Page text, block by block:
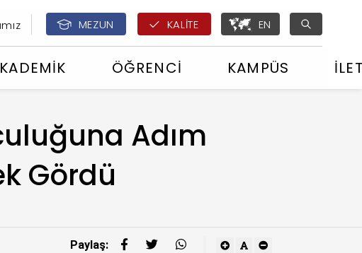
MEZUN KALİTE EN
English - ÇOMÜ
ÖĞRENCİ KAMPÜS
Adım
Gördü
Paylaş: